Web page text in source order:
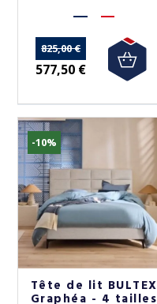
825,00 €
577,50 €
-10%
Tête de lit BULTEX
Graphéa - 4 tailles